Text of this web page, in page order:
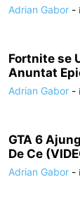
Adrian Gabor -
Fortnite se
Anuntat
Adrian Gabor -
GTA 6
De Ce
Adrian Gabor -